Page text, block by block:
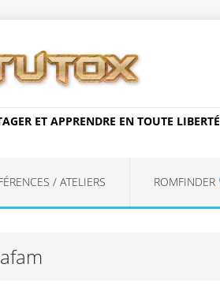
ET APPRENDRE EN TOUTE LIBERTÉ
/ ATELIERS ROMFINDER